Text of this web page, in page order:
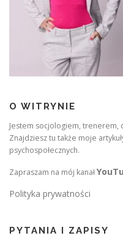
O WITRYNIE
Jestem socjologiem, trenerem,
Znajdziesz tu także moje
psychospołecznych.
Zapraszam na mój kanał
Polityka prywatności
PYTANIA I ZAPISY